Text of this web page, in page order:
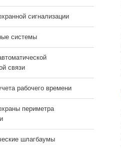
сигнализации
системы
связи
рабочего времени
периметра
шлагбаумы